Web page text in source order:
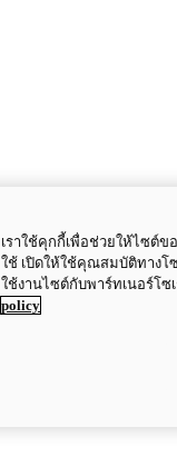
เราใช้คุกกี้เพื่อช่วยให้ไซต์
ใช้ เปิดให้ใช้คุณสมบัติทางโ
ใช้งานไซต์กับพาร์ทเนอร์โซ
policy